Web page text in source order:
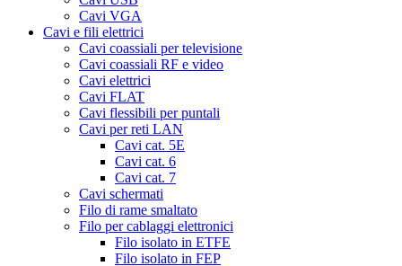
Cavi VGA
Cavi e fili elettrici
Cavi coassiali per televisione
Cavi coassiali RF e video
Cavi elettrici
Cavi FLAT
Cavi flessibili per puntali
Cavi per reti LAN
Cavi cat. 5E
Cavi cat. 6
Cavi cat. 7
Cavi schermati
Filo di rame smaltato
Filo per cablaggi elettronici
Filo isolato in ETFE
Filo isolato in FEP